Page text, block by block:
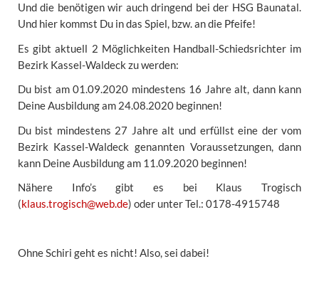
Und die benötigen wir auch dringend bei der HSG Baunatal.
Und hier kommst Du in das Spiel, bzw. an die Pfeife!
Es gibt aktuell 2 Möglichkeiten Handball-Schiedsrichter im
Bezirk Kassel-Waldeck zu werden:
Du bist am 01.09.2020 mindestens 16 Jahre alt, dann kann
Deine Ausbildung am 24.08.2020 beginnen!
Du bist mindestens 27 Jahre alt und erfüllst eine der vom
Bezirk Kassel-Waldeck genannten Voraussetzungen, dann
kann Deine Ausbildung am 11.09.2020 beginnen!
Nähere Info’s gibt es bei Klaus Trogisch
(klaus.trogisch@web.de) oder unter Tel.: 0178-4915748
Ohne Schiri geht es nicht! Also, sei dabei!